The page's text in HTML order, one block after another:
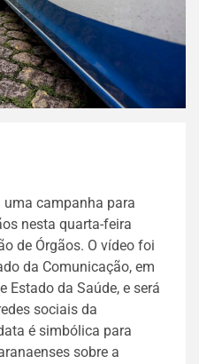
uma campanha para
nesta quarta-feira
de Órgãos. O vídeo foi
da Comunicação, em
Estado da Saúde, e será
sociais da
é simbólica para
sobre a